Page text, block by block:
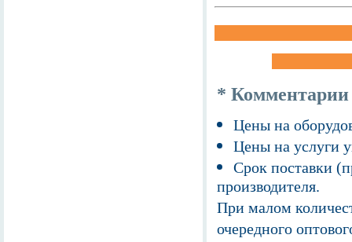
* Комментарии
Цены на
Цены на услуги
Срок поставки
производителя.
При малом
очередного